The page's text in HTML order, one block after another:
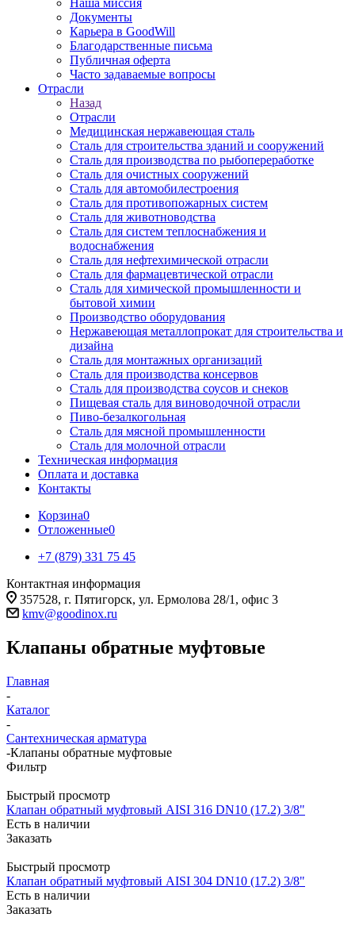
Наша миссия
Документы
Карьера в GoodWill
Благодарственные письма
Публичная оферта
Часто задаваемые вопросы
Отрасли
Назад
Отрасли
Медицинcкая нержавеющая сталь
Сталь для строительства зданий и сооружений
Сталь для производства по рыбопереработке
Сталь для очистных сооружений
Сталь для автомобилестроения
Сталь для противопожарных систем
Сталь для животноводства
Сталь для систем теплоснабжения и
водоснабжения
Сталь для нефтехимической отрасли
Сталь для фармацевтической отрасли
Сталь для химической промышленности и
бытовой химии
Производство оборудования
Нержавеющая металлопрокат для строительства и
дизайна
Сталь для монтажных организаций
Сталь для производства консервов
Сталь для производства соусов и снеков
Пищевая сталь для виноводочной отрасли
Пиво-безалкогольная
Сталь для мясной промышленности
Сталь для молочной отрасли
Техническая информация
Оплата и доставка
Контакты
Корзина0
Отложенные0
+7 (879) 331 75 45
Контактная информация
357528, г. Пятигорск, ул. Ермолова 28/1, офис 3
kmv@goodinox.ru
Клапаны обратные муфтовые
Главная
-
Каталог
-
Сантехническая арматура
-Клапаны обратные муфтовые
Фильтр
Быстрый просмотр
Клапан обратный муфтовый AISI 316 DN10 (17.2) 3/8"
Есть в наличии
Заказать
Быстрый просмотр
Клапан обратный муфтовый AISI 304 DN10 (17.2) 3/8"
Есть в наличии
Заказать